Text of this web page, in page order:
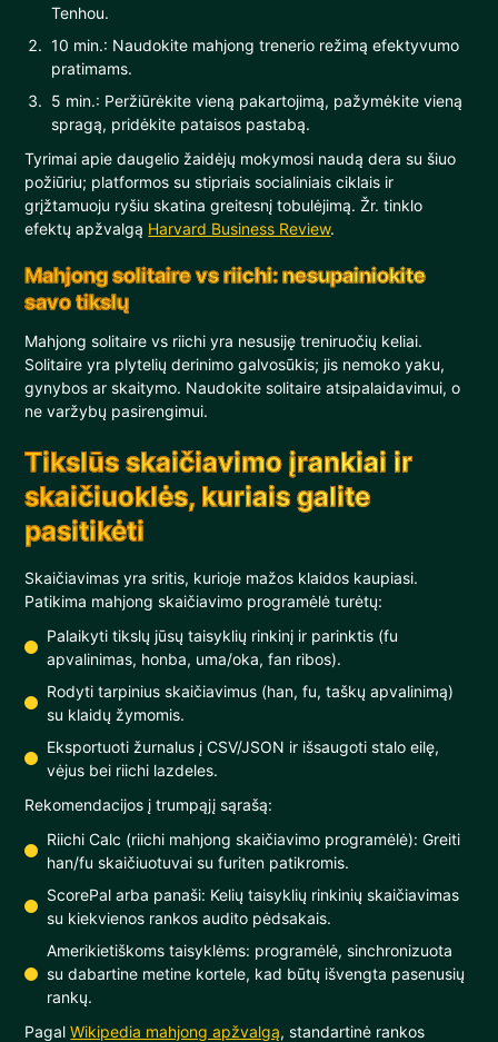
Tenhou.
10 min.: Naudokite mahjong trenerio režimą efektyvumo
pratimams.
5 min.: Peržiūrėkite vieną pakartojimą, pažymėkite vieną
spragą, pridėkite pataisos pastabą.
Tyrimai apie daugelio žaidėjų mokymosi naudą dera su šiuo
požiūriu; platformos su stipriais socialiniais ciklais ir
grįžtamuoju ryšiu skatina greitesnį tobulėjimą. Žr. tinklo
efektų apžvalgą Harvard Business Review.
Mahjong solitaire vs riichi: nesupainiokite
savo tikslų
Mahjong solitaire vs riichi yra nesusiję treniruočių keliai.
Solitaire yra plytelių derinimo galvosūkis; jis nemoko yaku,
gynybos ar skaitymo. Naudokite solitaire atsipalaidavimui, o
ne varžybų pasirengimui.
Tikslūs skaičiavimo įrankiai ir
skaičiuoklės, kuriais galite
pasitikėti
Skaičiavimas yra sritis, kurioje mažos klaidos kaupiasi.
Patikima mahjong skaičiavimo programėlė turėtų:
Palaikyti tikslų jūsų taisyklių rinkinį ir parinktis (fu
apvalinimas, honba, uma/oka, fan ribos).
Rodyti tarpinius skaičiavimus (han, fu, taškų apvalinimą)
su klaidų žymomis.
Eksportuoti žurnalus į CSV/JSON ir išsaugoti stalo eilę,
vėjus bei riichi lazdeles.
Rekomendacijos į trumpąjį sąrašą:
Riichi Calc (riichi mahjong skaičiavimo programėlė): Greiti
han/fu skaičiuotuvai su furiten patikromis.
ScorePal arba panaši: Kelių taisyklių rinkinių skaičiavimas
su kiekvienos rankos audito pėdsakais.
Amerikietiškoms taisyklėms: programėlė, sinchronizuota
su dabartine metine kortele, kad būtų išvengta pasenusių
rankų.
PagalWikipedia mahjong apžvalgą, standartinė rankos